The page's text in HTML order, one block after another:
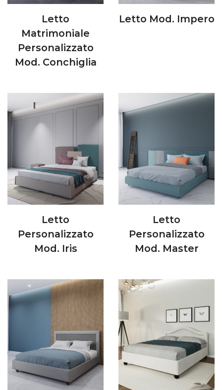
Letto
Matrimoniale
Personalizzato
Mod. Conchiglia
Letto Mod. Impero
Letto
Personalizzato
Mod. Iris
Letto
Personalizzato
Mod. Master